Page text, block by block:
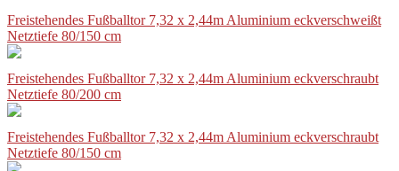
Freistehendes Fußballtor 7,32 x 2,44m Aluminium eckverschweißt
Netztiefe 80/150 cm
Freistehendes Fußballtor 7,32 x 2,44m Aluminium eckverschraubt
Netztiefe 80/200 cm
Freistehendes Fußballtor 7,32 x 2,44m Aluminium eckverschraubt
Netztiefe 80/150 cm